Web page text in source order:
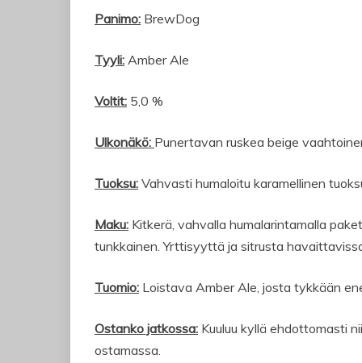
Panimo: BrewDog
Tyyli: Amber Ale
Voltit: 5,0 %
Ulkonäkö: Punertavan ruskea beige
Tuoksu: Vahvasti humaloitu karamellinen
Maku: Kitkerä, vahvalla humalarintamalla
tunkkainen. Yrttisyyttä ja sitrusta
Tuomio: Loistava Amber Ale, josta tykkään
Ostanko jatkossa: Kuuluu kyllä ehdottomasti
ostamassa.